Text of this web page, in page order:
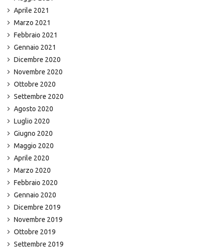
Aprile 2021
Marzo 2021
Febbraio 2021
Gennaio 2021
Dicembre 2020
Novembre 2020
Ottobre 2020
Settembre 2020
Agosto 2020
Luglio 2020
Giugno 2020
Maggio 2020
Aprile 2020
Marzo 2020
Febbraio 2020
Gennaio 2020
Dicembre 2019
Novembre 2019
Ottobre 2019
Settembre 2019